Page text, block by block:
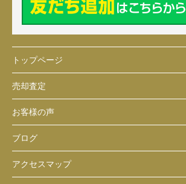
トップページ
売却査定
お客様の声
ブログ
アクセスマップ